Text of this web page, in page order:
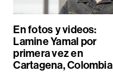
En fotos y videos:
Lamine Yamal por
primera vez en
Cartagena, Colombia